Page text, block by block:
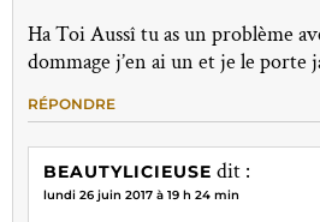
Ha Toi Aussî tu as un problème
dommage j’en ai un et je le porte
RÉPONDRE
BEAUTYLICIEUSE dit :
lundi 26 juin 2017 à 19 h 24 min